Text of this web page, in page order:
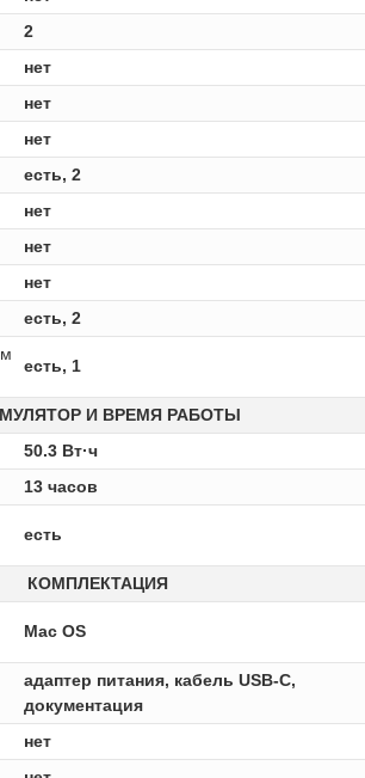
2
нет
нет
нет
есть, 2
нет
нет
нет
есть, 2
есть, 1
И ВРЕМЯ РАБОТЫ
50.3 Вт·ч
13 часов
есть
КОМПЛЕКТАЦИЯ
Mac OS
адаптер питания, кабель USB-C,
документация
нет